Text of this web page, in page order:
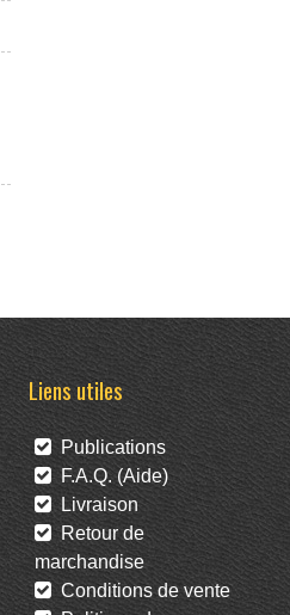
Liens utiles
Publications
F.A.Q. (Aide)
Livraison
Retour de
marchandise
Conditions de vente